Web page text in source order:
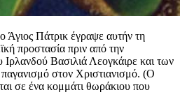
Πάτρικ έγραψε αυτήν τη
προστασία πριν από την
Ιρλανδού Βασιλιά Λεογκάιρε και των
στον Χριστιανισμό. (Ο
σε ένα κομμάτι θωράκιου που